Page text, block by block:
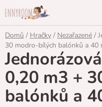
na
Domů / Hračky / Nezařazené /
30 modro-bílých balónků a 40
0,20 m3 +
balónků a